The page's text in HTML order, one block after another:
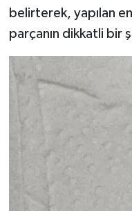
belirterek, yapılan
parçanın dikkatli bir